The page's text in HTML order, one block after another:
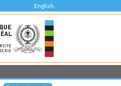
English